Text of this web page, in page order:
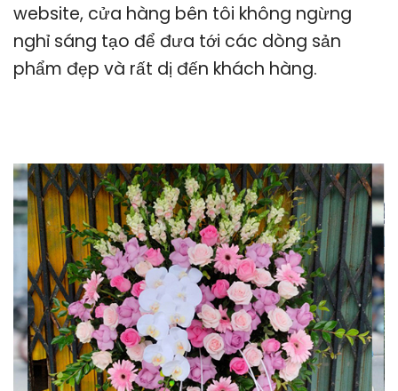
website, cửa hàng bên tôi không ngừng
nghỉ sáng tạo để đưa tới các dòng sản
phẩm đẹp và rất dị đến khách hàng.